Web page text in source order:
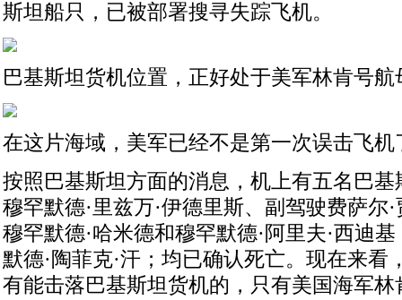
斯坦船只，已被部署搜寻失踪飞机。
巴基斯坦货机位置，正好处于美军林肯号
在这片海域，美军已经不是第一次误击飞机
按照巴基斯坦方面的消息，机上有五名巴
穆罕默德·里兹万·伊德里斯、副驾驶费萨尔
穆罕默德·哈米德和穆罕默德·阿里夫·西迪
默德·陶菲克·汗；均已确认死亡。现在来看
有能击落巴基斯坦货机的，只有美国海军